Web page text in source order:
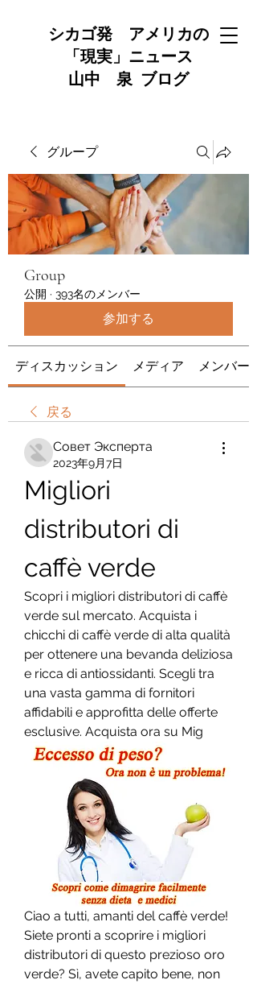
シカゴ発 アメリカの
「現実」ニュース
山中 泉 ブログ
グループ
Group
公開 · 393名のメンバー
参加する
ディスカッション メディア メンバー
戻る
Совет Эксперта
2023年9月7日
Migliori
distributori di
caffè verde
Scopri i migliori distributori di caffè
verde sul mercato. Acquista i
chicchi di caffè verde di alta qualità
per ottenere una bevanda deliziosa
e ricca di antiossidanti. Scegli tra
una vasta gamma di fornitori
affidabili e approfitta delle offerte
esclusive. Acquista ora su Mig
Ciao a tutti, amanti del caffè verde!
Siete pronti a scoprire i migliori
distributori di questo prezioso oro
verde? Sì, avete capito bene, non